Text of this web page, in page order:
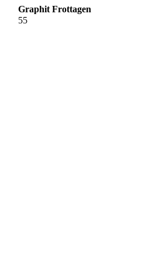
Graphit Frottagen
55